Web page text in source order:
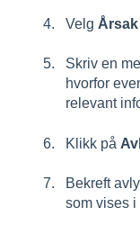
Velg
Skriv en
hvorfor
relevant
Klikk på
Bekreft
som vises i